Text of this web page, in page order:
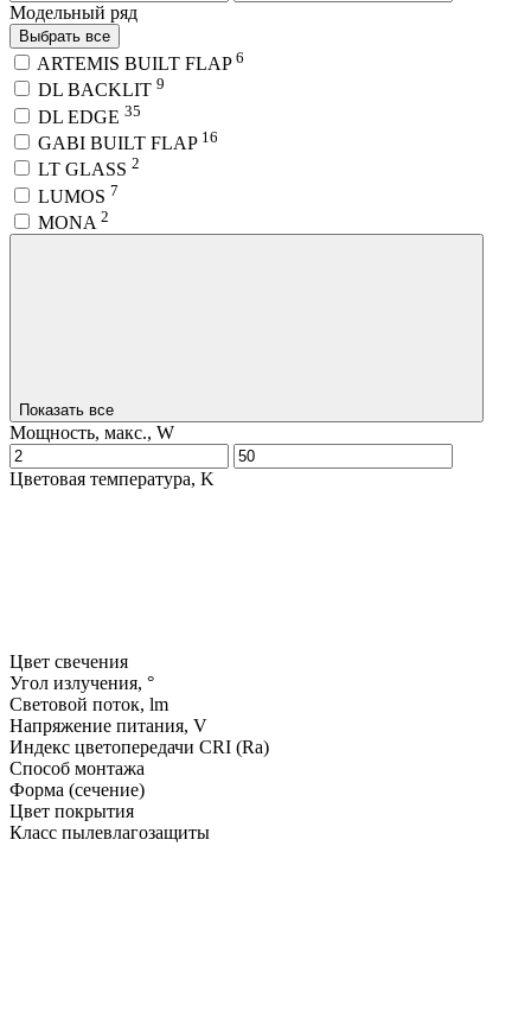
Модельный ряд
Выбрать все
ARTEMIS BUILT FLAP 6
DL BACKLIT 9
DL EDGE 35
GABI BUILT FLAP 16
LT GLASS 2
LUMOS 7
MONA 2
Показать все
Мощность, макс., W
Цветовая температура, K
Цвет свечения
Угол излучения, °
Световой поток, lm
Напряжение питания, V
Индекс цветопередачи CRI (Ra)
Способ монтажа
Форма (сечение)
Цвет покрытия
Класс пылевлагозащиты